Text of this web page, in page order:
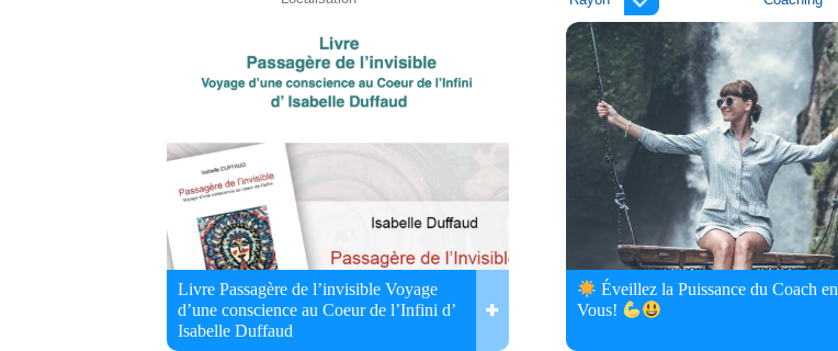
Livre Passagère de l’invisible Voyage
d’une conscience au Coeur de l’Infini d’
Isabelle Duffaud
Éveillez la Puissance du Coach en
Vous!